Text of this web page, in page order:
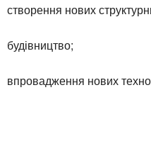
створення нових
будівництво;
впровадження нових